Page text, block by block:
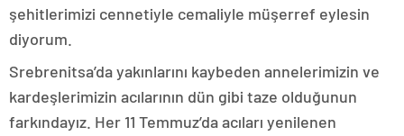
şehitlerimizi cennetiyle cemaliyle müşerref eylesin
diyorum.
Srebrenitsa’da yakınlarını kaybeden annelerimizin ve
kardeşlerimizin acılarının dün gibi taze olduğunun
farkındayız. Her 11 Temmuz’da acıları yenilenen